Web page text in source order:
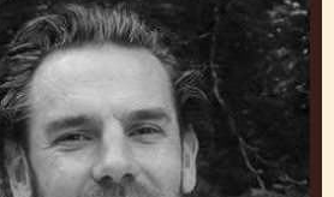
Academy™ Belgium Chef